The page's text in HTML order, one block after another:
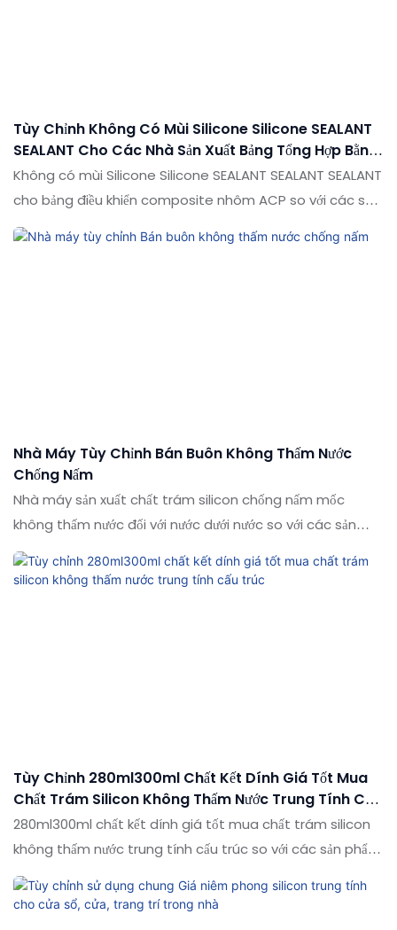
Tùy Chỉnh Không Có Mùi Silicone Silicone SEALANT
SEALANT Cho Các Nhà Sản Xuất Bảng Tổng Hợp Bằng
Nhôm ACP
Không có mùi Silicone Silicone SEALANT SEALANT SEALANT
cho bảng điều khiển composite nhôm ACP so với các sản
phẩm tương tự trên thị trường, nó có những lợi thế nổi bật
về mặt hiệu suất, chất lượng, ngoại hình, v.v., và tận hưởng
Nhà Máy Tùy Chỉnh Bán Buôn Không Thấm Nước
Chống Nấm
Nhà máy sản xuất chất trám silicon chống nấm mốc
không thấm nước đối với nước dưới nước so với các sản
phẩm tương tự trên thị trường, nó có những lợi thế nổi bật
về mặt hiệu suất, chất lượng, ngoại hình, v.v., và tận hưởng
Tùy Chỉnh 280ml300ml Chất Kết Dính Giá Tốt Mua
Chất Trám Silicon Không Thấm Nước Trung Tính Cấu
Trúc
280ml300ml chất kết dính giá tốt mua chất trám silicon
không thấm nước trung tính cấu trúc so với các sản phẩm
tương tự trên thị trường, nó có những lợi thế nổi bật về mặt
hiệu suất, chất lượng, ngoại hình, v.v., và tận hưởng danh